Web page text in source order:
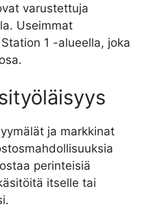
varustettuja
Useimmat
1 -alueella, joka
ja markkinat
perinteisiä
itselle tai